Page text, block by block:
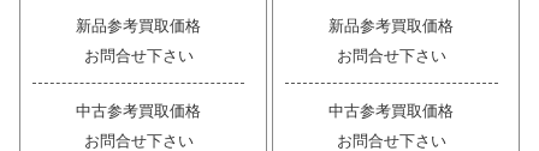
新品参考買取価格
お問合せ下さい
中古参考買取価格
お問合せ下さい
新品参考買取価格
お問合せ下さい
中古参考買取価格
お問合せ下さい